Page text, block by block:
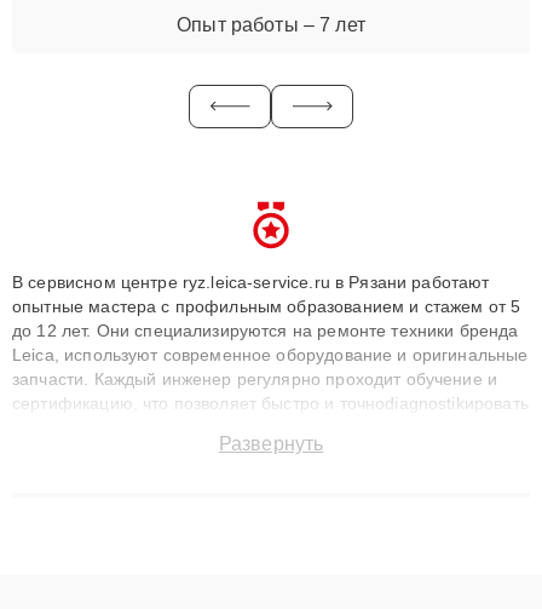
Опыт работы – 7 лет
В сервисном центре ryz.leica-service.ru в Рязани работают
опытные мастера с профильным образованием и стажем от 5
до 12 лет. Они специализируются на ремонте техники бренда
Leica, используют современное оборудование и оригинальные
запчасти. Каждый инженер регулярно проходит обучение и
сертификацию, что позволяет быстро и точноdiagnostikировать
до 3 лет. Наши мастера решают сложные случаи: от замены
Развернуть